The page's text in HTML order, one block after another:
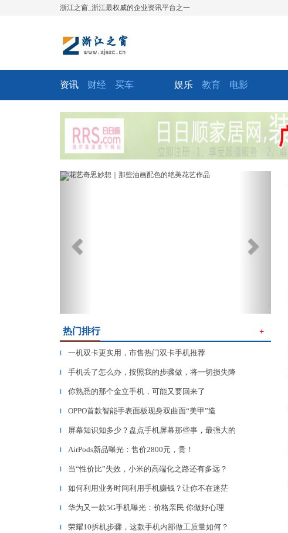
浙江之窗_浙江最权威的企业资讯平台之一
资讯 财经 买车 娱乐 教育 电影
Previous
热门排行 ＋
▎ 一机双卡更实用，市售热门双卡手机推荐
▎ 手机丢了怎么办，按照我的步骤做，将一切损失降
▎ 你熟悉的那个金立手机，可能又要回来了
▎ OPPO首款智能手表面板现身双曲面“美甲”造
▎ 屏幕知识知多少？盘点手机屏幕那些事，最强大的
▎ AirPods新品曝光：售价2800元，贵！
▎ 当“性价比”失效，小米的高端化之路还有多远？
▎ 如何利用业务时间利用手机赚钱？让你不在迷茫
▎ 华为又一款5G手机曝光：价格亲民 你做好心理
▎ 荣耀10拆机步骤，这款手机内部做工质量如何？